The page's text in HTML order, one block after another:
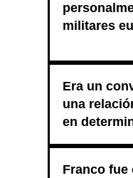
militares
Era un
una
en
Franco fue